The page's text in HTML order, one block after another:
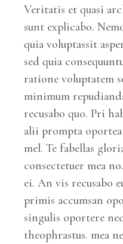
Veritatis et quasi
sunt explicabo.
quia voluptassit
sed quia
ratione voluptatem
minimum
recusabo quo. Pri
alii prompta
mel. Te fabellas
consectetuer mea
ei. An vis recusabo
primis accumsan
singulis oportere
theophrastus. mea